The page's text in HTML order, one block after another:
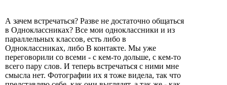
А зачем встречаться? Разве не достаточно общаться
в Одноклассниках? Все мои одноклассники и из
параллельных классов, есть либо в
Одноклассниках, либо В контакте. Мы уже
переговорили со всеми - с кем-то дольше, с кем-то
всего пару слов. И теперь встречаться с ними мне
смысла нет. Фотографии их я тоже видела, так что